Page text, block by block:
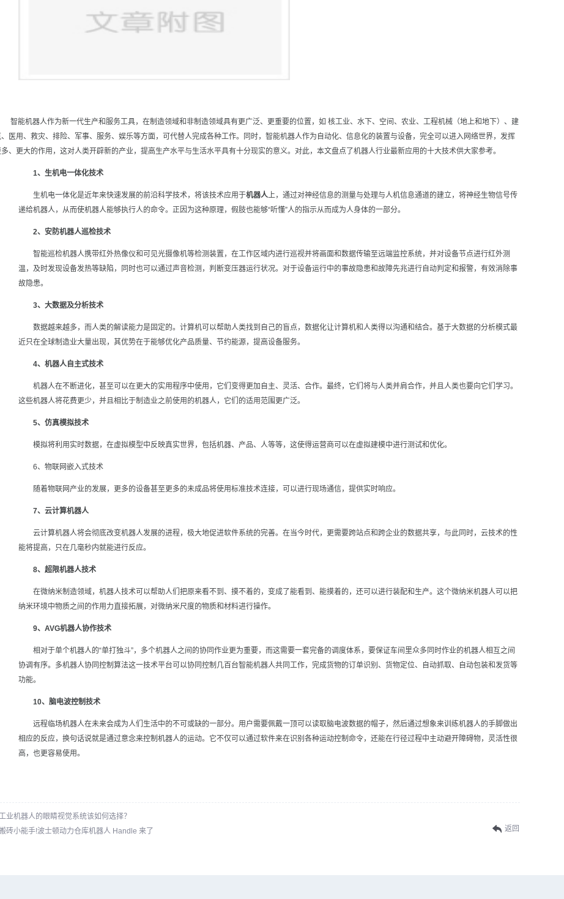
能机器人作为新一代生产和服务工具，在制造领域和非制造领域具有更广泛、更重要的位置，如 核工业、水下、空间、农业、工程机械（地上和地下）、建
医用、救灾、排险、军事、服务、娱乐等方面，可代替人完成各种工作。同时，智能机器人作为自动化、信息化的装置与设备，完全可以进入网络世界，发挥
多、更大的作用，这对人类开辟新的产业，提高生产水平与生活水平具有十分现实的意义。对此，本文盘点了机器人行业最新应用的十大技术供大家参考。
1、生机电一体化技术
生机电一体化是近年来快速发展的前沿科学技术，将该技术应用于机器人上，通过对神经信息的测量与处理与人机信息通道的建立，将神经生物信号传
递给机器人，从而使机器人能够执行人的命令。正因为这种原理，假肢也能够“听懂”人的指示从而成为人身体的一部分。
2、安防机器人巡检技术
智能巡检机器人携带红外热像仪和可见光摄像机等检测装置，在工作区域内进行巡视并将画面和数据传输至远端监控系统，并对设备节点进行红外测
温，及时发现设备发热等缺陷，同时也可以通过声音检测，判断变压器运行状况。对于设备运行中的事故隐患和故障先兆进行自动判定和报警，有效消除事
故隐患。
3、大数据及分析技术
数据越来越多，而人类的解读能力是固定的。计算机可以帮助人类找到自己的盲点，数据化让计算机和人类得以沟通和结合。基于大数据的分析模式最
近只在全球制造业大量出现，其优势在于能够优化产品质量、节约能源，提高设备服务。
4、机器人自主式技术
机器人在不断进化，甚至可以在更大的实用程序中使用，它们变得更加自主、灵活、合作。最终，它们将与人类并肩合作，并且人类也要向它们学习。
这些机器人将花费更少，并且相比于制造业之前使用的机器人，它们的适用范围更广泛。
5、仿真模拟技术
模拟将利用实时数据，在虚拟模型中反映真实世界，包括机器、产品、人等等，这使得运营商可以在虚拟建模中进行测试和优化。
6、物联网嵌入式技术
随着物联网产业的发展，更多的设备甚至更多的未成品将使用标准技术连接，可以进行现场通信，提供实时响应。
7、云计算机器人
云计算机器人将会彻底改变机器人发展的进程，极大地促进软件系统的完善。在当今时代，更需要跨站点和跨企业的数据共享，与此同时，云技术的性
能将提高，只在几毫秒内就能进行反应。
8、超限机器人技术
在微纳米制造领域，机器人技术可以帮助人们把原来看不到、摸不着的，变成了能看到、能摸着的，还可以进行装配和生产。这个微纳米机器人可以把
纳米环境中物质之间的作用力直接拓展，对微纳米尺度的物质和材料进行操作。
9、AVG机器人协作技术
相对于单个机器人的“单打独斗”，多个机器人之间的协同作业更为重要，而这需要一套完备的调度体系，要保证车间里众多同时作业的机器人相互之间
协调有序。多机器人协同控制算法这一技术平台可以协同控制几百台智能机器人共同工作，完成货物的订单识别、货物定位、自动抓取、自动包装和发货等
功能。
10、脑电波控制技术
远程临场机器人在未来会成为人们生活中的不可或缺的一部分。用户需要佩戴一顶可以读取脑电波数据的帽子，然后通过想象来训练机器人的手脚做出
相应的反应，换句话说就是通过意念来控制机器人的运动。它不仅可以通过软件来在识别各种运动控制命令，还能在行径过程中主动避开障碍物，灵活性很
高，也更容易使用。
业机器人的眼睛视觉系统该如何选择？
砖小能手!波士顿动力仓库机器人 Handle 来了
返回